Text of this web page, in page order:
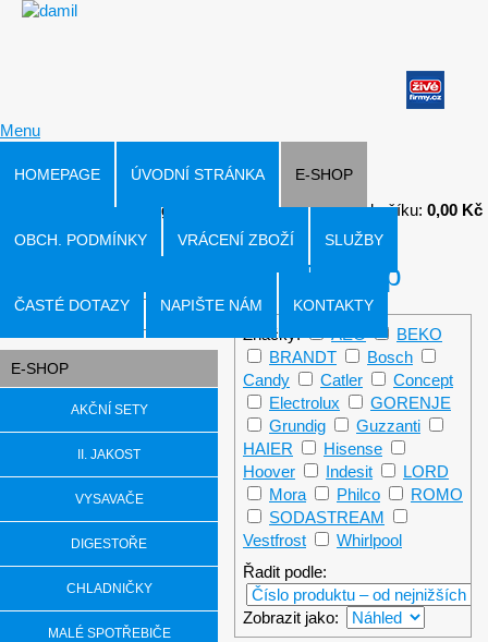
Menu
HOMEPAGE ÚVODNÍ STRÁNKA E-SHOP
OBCH. PODMÍNKY VRÁCENÍ ZBOŽÍ SLUŽBY
ČASTÉ DOTAZY NAPIŠTE NÁM KONTAKTY
Registrace V košíku: 0,00 Kč
E-shop
Značky: AEG
BEKO
BRANDT
Bosch
Candy
Catler
Concept
Electrolux
GORENJE
Grundig
Guzzanti
HAIER
Hisense
Hoover
Indesit
LORD
Mora
Philco
ROMO
SODASTREAM
Vestfrost
Whirlpool
Řadit podle:
Zobrazit jako:
E-SHOP
AKČNÍ SETY
II. JAKOST
VYSAVAČE
DIGESTOŘE
CHLADNIČKY
MALÉ SPOTŘEBIČE